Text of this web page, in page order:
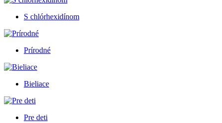
S chlórhexidínom
Prírodné
Bieliace
Pre deti